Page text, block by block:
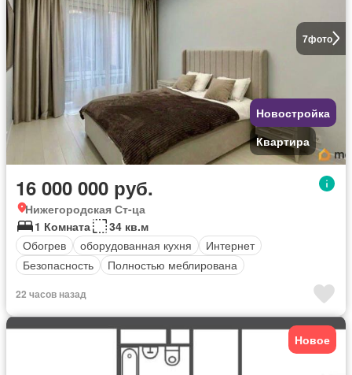
7фото
Новостройка
Квартира
16 000 000 руб.
Нижегородская Ст-ца
1 Комната
34 кв.м
Обогрев
оборудованная кухня
Интернет
Безопасность
Полностью меблирована
22 часов назад
Новое